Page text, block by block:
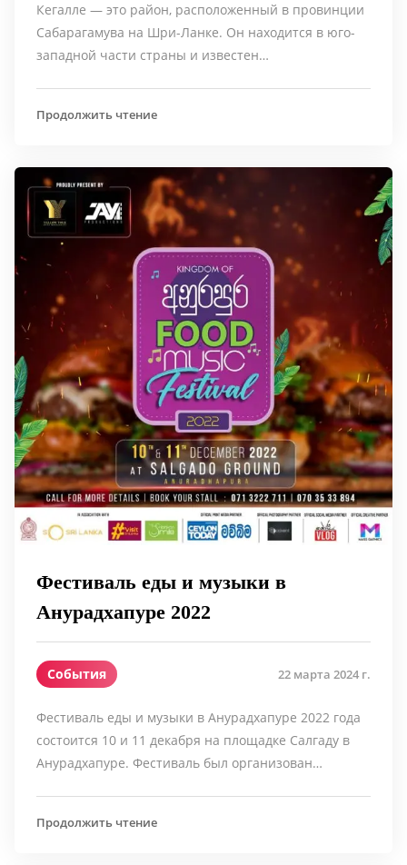
Кегалле — это район, расположенный в провинции
Сабарагамува на Шри-Ланке. Он находится в юго-
западной части страны и известен…
Продолжить чтение
Фестиваль еды и музыки в
Анурадхапуре 2022
События 22 марта 2024 г.
Фестиваль еды и музыки в Анурадхапуре 2022 года
состоится 10 и 11 декабря на площадке Салгаду в
Анурадхапуре. Фестиваль был организован…
Продолжить чтение